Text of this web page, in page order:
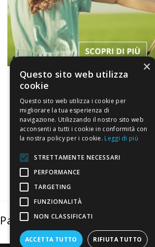
La nostra convenienza
Il risparmio che fa ambiente
Il nostro manifesto
Il blog
Perché fidarti
Vendi con noi
Pagamenti sicuri
×
Questo sito web utilizza
cookie
Questo sito web utilizza i cookie per
migliorare la tua esperienza di
navigazione. Utilizzando il nostro sito web
acconsenti a tutti i cookie in conformità con
la nostra policy per i cookie. Leggi di più
STRETTAMENTE NECESSARI
PERFORMANCE
TARGETING
FUNZIONALITÀ
NON CLASSIFICATI
ACCETTA TUTTO RIFIUTA TUTTO